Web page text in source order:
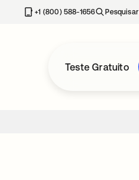
+1 (800) 588-1656 Pesquisar
Teste Gratuito